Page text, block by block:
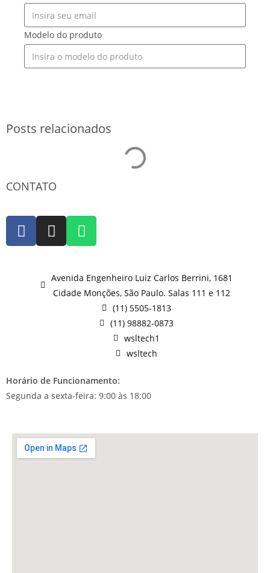
Modelo do produto
Posts relacionados
CONTATO
Avenida Engenheiro Luiz Carlos Berrini, 1681
Cidade Monções, São Paulo. Salas 111 e 112
(11) 5505-1813
(11) 98882-0873
wsltech1
wsltech
Horário de Funcionamento:
Segunda a sexta-feira: 9:00 às 18:00